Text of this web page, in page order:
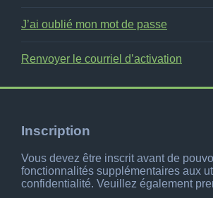
J’ai oublié mon mot de passe
Renvoyer le courriel d’activation
Inscription
Vous devez être inscrit avant de
fonctionnalités supplémentaires aux
confidentialité. Veuillez également